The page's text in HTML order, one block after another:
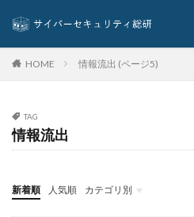
コロナウイルス
コロニアル
サイバー
サイバーインシデ
サイバーセキュリティ基本法
サイバー攻撃の歴史
HOME 情報流出 (ページ5)
TAG
情報流出
新着順 人気順 カテゴリ別